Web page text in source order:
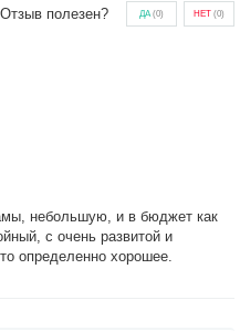
Отзыв полезен? ДА(0) НЕТ (0)
небольшую, и в бюджет как
с очень развитой и
определенно хорошее.